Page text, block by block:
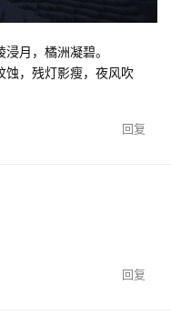
月，橘洲凝碧。
蚀，残灯影瘦，夜风吹
回复
回复